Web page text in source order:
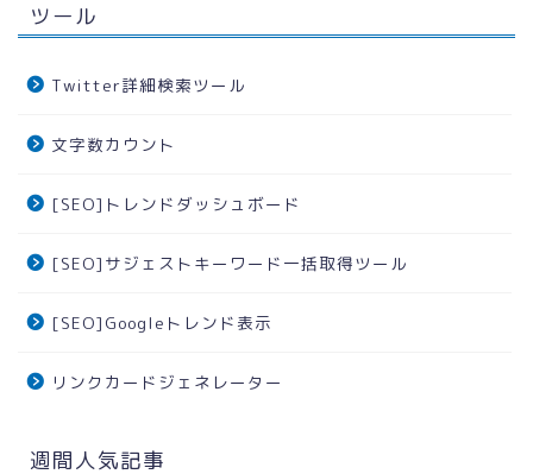
ツール
Twitter詳細検索ツール
文字数カウント
[SEO]トレンドダッシュボード
[SEO]サジェストキーワード一括取得ツール
[SEO]Googleトレンド表示
リンクカードジェネレーター
週間人気記事